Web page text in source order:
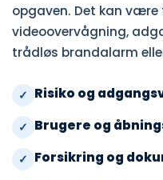
opgaven. Det kan
videoovervågning,
trådløs brandalarm
Risiko og
Brugere og
Forsikring og